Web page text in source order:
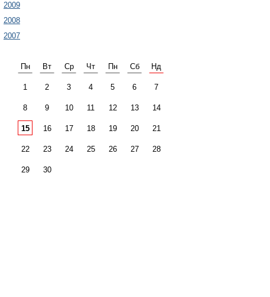
2009
2008
2007
Пн Вт Ср Чт Пн Сб Нд
1 2 3 4 5 6 7
8 9 10 11 12 13 14
15 16 17 18 19 20 21
22 23 24 25 26 27 28
29 30